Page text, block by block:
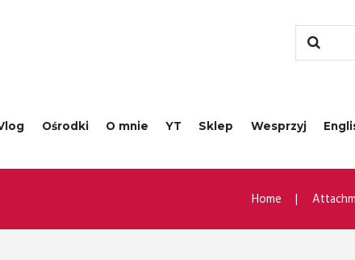
Ośrodki O mnie YT Sklep Wesprzyj
Home